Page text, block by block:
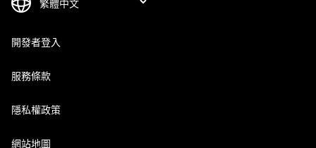
開發者登入
服務條款
隱私權政策
網站地圖